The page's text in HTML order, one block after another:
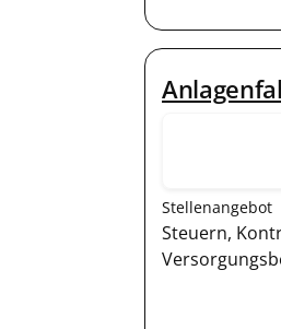
Stellenangebot
Steuern,